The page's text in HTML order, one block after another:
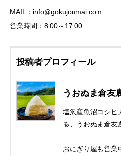
MAIL：info@gokujoumai.com
営業時間：8:00～17:00
投稿者プロフィール
うおぬま倉友
塩沢産魚沼コシヒ
る、うおぬま倉友
おにぎり屋も営業